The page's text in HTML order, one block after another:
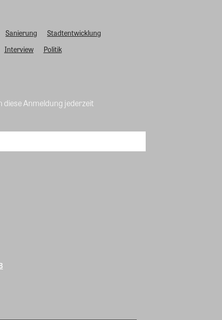
Sanierung
Stadtentwicklung
Interview Politik
diese Anmeldung jederzeit